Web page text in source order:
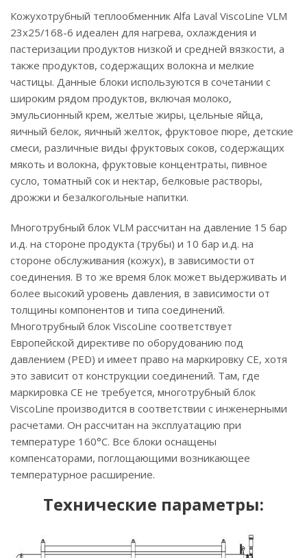
Кожухотрубный теплообменник Alfa Laval ViscoLine VLM
23x25/168-6 идеален для нагрева, охлаждения и
пастеризации продуктов низкой и средней вязкости, а
также продуктов, содержащих волокна и мелкие
частицы. Данные блоки используются в сочетании с
широким рядом продуктов, включая молоко,
эмульсионный крем, желтые жиры, цельные яйца,
яичный белок, яичный желток, фруктовое пюре, детские
смеси, различные виды фруктовых соков, содержащих
мякоть и волокна, фруктовые концентраты, пивное
сусло, томатный сок и нектар, белковые растворы,
дрожжи и безалкогольные напитки.
Многотрубный блок VLM рассчитан на давление 15 бар
и.д. на стороне продукта (трубы) и 10 бар и.д. на
стороне обслуживания (кожух), в зависимости от
соединения. В то же время блок может выдерживать и
более высокий уровень давления, в зависимости от
толщины компонентов и типа соединений.
Многотрубный блок ViscoLine соответствует
Европейской директиве по оборудованию под
давлением (PED) и имеет право на маркировку CE, хотя
это зависит от конструкции соединений. Там, где
маркировка CE не требуется, многотрубный блок
ViscoLine производится в соответствии с инженерными
расчетами. Он рассчитан на эксплуатацию при
температуре 160°C. Все блоки оснащены
компенсаторами, поглощающими возникающее
температурное расширение.
Технические параметры: